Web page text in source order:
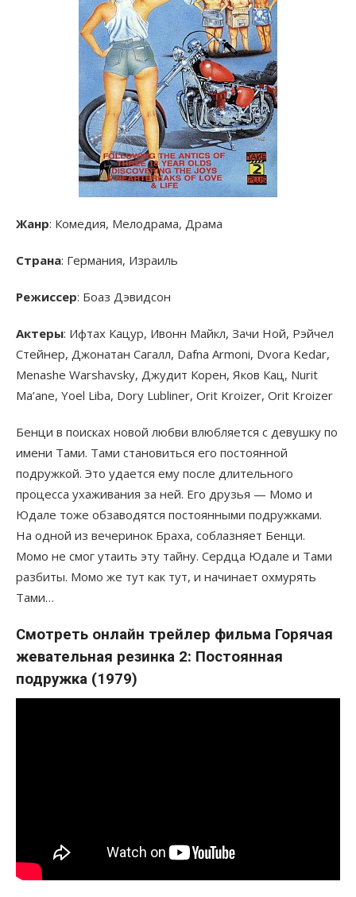
Жанр: Комедия, Мелодрама, Драма
Страна: Германия, Израиль
Режиссер: Боаз Дэвидсон
Актеры: Ифтах Кацур, Ивонн Майкл, Зачи Ной, Рэйчел
Стейнер, Джонатан Сагалл, Dafna Armoni, Dvora Kedar,
Menashe Warshavsky, Джудит Корен, Яков Кац, Nurit
Ma’ane, Yoel Liba, Dory Lubliner, Orit Kroizer, Orit Kroizer
Бенци в поисках новой любви влюбляется с девушку по
имени Тами. Тами становиться его постоянной
подружкой. Это удается ему после длительного
процесса ухаживания за ней. Его друзья — Момо и
Юдале тоже обзаводятся постоянными подружками.
На одной из вечеринок Браха, соблазняет Бенци.
Момо не смог утаить эту тайну. Сердца Юдале и Тами
разбиты. Момо же тут как тут, и начинает охмурять
Тами…
Смотреть онлайн трейлер фильма Горячая
жевательная резинка 2: Постоянная
подружка (1979)